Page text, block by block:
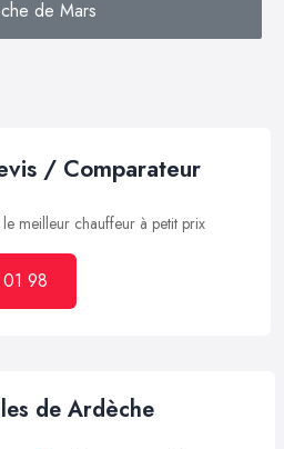
de Mars
/ Comparateur
meilleur chauffeur à petit prix
98
de Ardèche